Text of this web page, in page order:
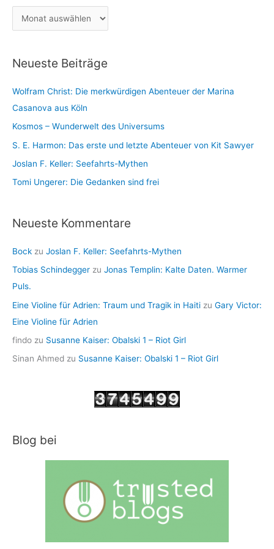
h
e
r
h
v
Neueste Beiträge
Wolfram Christ: Die merkwürdigen Abenteuer der Marina
Casanova aus Köln
Kosmos – Wunderwelt des Universums
S. E. Harmon: Das erste und letzte Abenteuer von Kit Sawyer
Joslan F. Keller: Seefahrts-Mythen
Tomi Ungerer: Die Gedanken sind frei
Neueste Kommentare
Bock zu Joslan F. Keller: Seefahrts-Mythen
Tobias Schindegger zu Jonas Templin: Kalte Daten. Warmer
Puls.
Eine Violine für Adrien: Traum und Tragik in Haiti zu Gary Victor:
Eine Violine für Adrien
findo zu Susanne Kaiser: Obalski 1 – Riot Girl
Sinan Ahmed zu Susanne Kaiser: Obalski 1 – Riot Girl
Blog bei